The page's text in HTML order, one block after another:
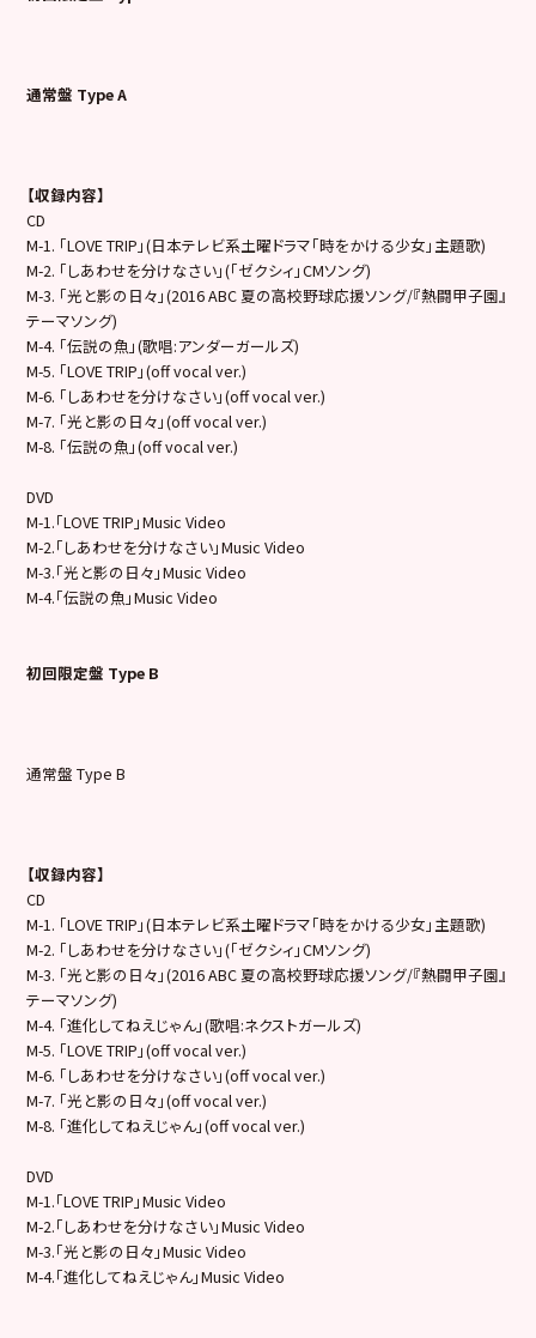
通常盤 Type A
【収録内容】
CD
M-1. 「LOVE TRIP」(日本テレビ系土曜ドラマ「時をかける少女」主題歌)
M-2. 「しあわせを分けなさい」(「ゼクシィ」CMソング)
M-3. 「光と影の日々」(2016 ABC 夏の高校野球応援ソング/『熱闘甲子園』
テーマソング)
M-4. 「伝説の魚」(歌唱:アンダーガールズ)
M-5. 「LOVE TRIP」(off vocal ver.)
M-6. 「しあわせを分けなさい」(off vocal ver.)
M-7. 「光と影の日々」(off vocal ver.)
M-8. 「伝説の魚」(off vocal ver.)
DVD
M-1.「LOVE TRIP」Music Video
M-2.「しあわせを分けなさい」Music Video
M-3.「光と影の日々」Music Video
M-4.「伝説の魚」Music Video
初回限定盤 Type B
通常盤 Type B
【収録内容】
CD
M-1. 「LOVE TRIP」(日本テレビ系土曜ドラマ「時をかける少女」主題歌)
M-2. 「しあわせを分けなさい」(「ゼクシィ」CMソング)
M-3. 「光と影の日々」(2016 ABC 夏の高校野球応援ソング/『熱闘甲子園』
テーマソング)
M-4. 「進化してねえじゃん」(歌唱:ネクストガールズ)
M-5. 「LOVE TRIP」(off vocal ver.)
M-6. 「しあわせを分けなさい」(off vocal ver.)
M-7. 「光と影の日々」(off vocal ver.)
M-8. 「進化してねえじゃん」(off vocal ver.)
DVD
M-1.「LOVE TRIP」Music Video
M-2.「しあわせを分けなさい」Music Video
M-3.「光と影の日々」Music Video
M-4.「進化してねえじゃん」Music Video